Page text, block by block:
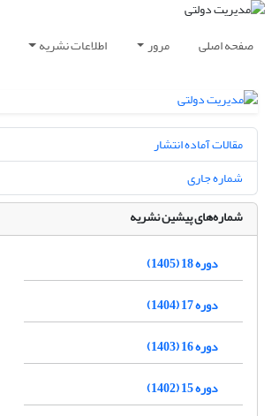
صفحه اصلی مرور اطلاعات نشریه
مقالات آماده انتشار
شماره جاری
شماره‌های پیشین نشریه
دوره 18 (1405)
دوره 17 (1404)
دوره 16 (1403)
دوره 15 (1402)